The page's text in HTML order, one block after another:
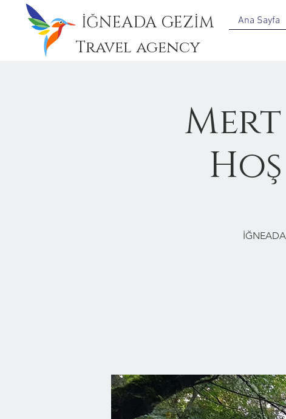
İĞNEADA GEZİM
Travel agency
Ana Sayfa